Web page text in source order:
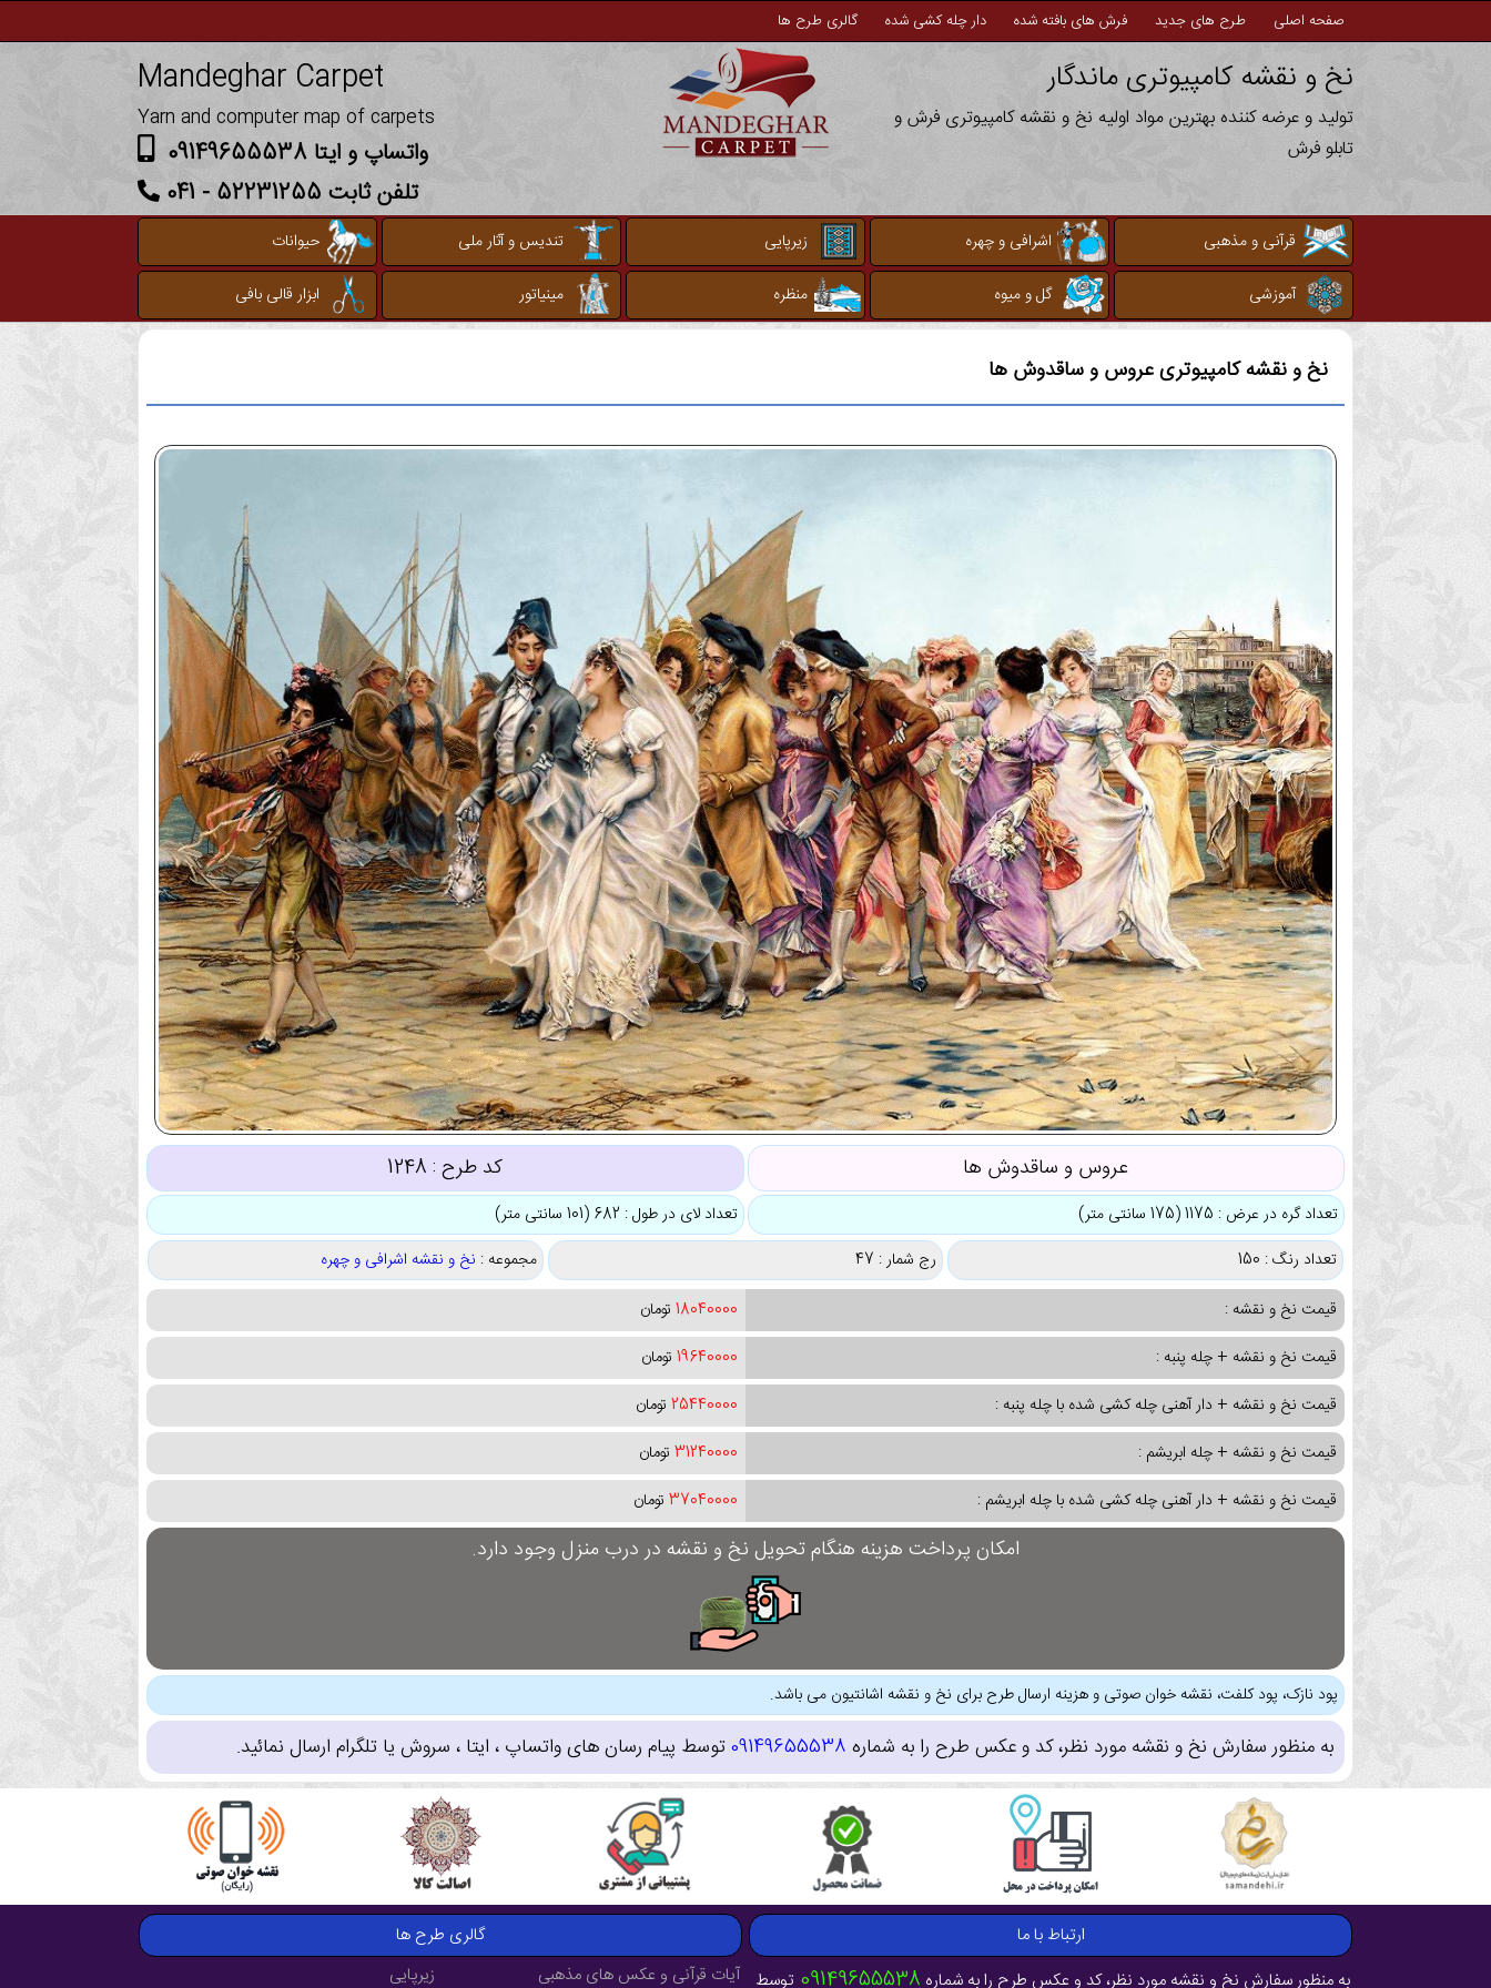
صفحه اصلی طرح های جدید فرش های بافته شده دار چله کشی شده گالری طرح ها
نخ و نقشه کامپیوتری ماندگار
تولید و عرضه کننده بهترین مواد اولیه نخ و نقشه کامپیوتری فرش و
تابلو فرش
Mandeghar Carpet
Yarn and computer map of carpets
واتساپ و ایتا 09149655538
تلفن ثابت 52231255 - 041
قرآنی و مذهبی اشرافی و چهره زیرپایی تندیس و آثار ملی
حیوانات
آموزشی
گل و میوه منظره مینیاتور ابزار قالی بافی
نخ و نقشه کامپیوتریعروس و ساقدوش ها
عروس و ساقدوش ها کد طرح : 1248
تعداد گره در عرض : 1175 (175 سانتی متر)
تعداد لای در طول : 682 (101 سانتی متر)
تعداد رنگ : 150
رج شمار : 47 مجموعه : نخ و نقشه اشرافی و چهره
قیمت نخ و نقشه :
18040000 تومان
قیمت نخ و نقشه + چله پنبه :
19640000 تومان
قیمت نخ و نقشه + دار آهنی چله کشی شده با چله پنبه :
25440000 تومان
قیمت نخ و نقشه + چله ابریشم :
31240000 تومان
قیمت نخ و نقشه + دار آهنی چله کشی شده با چله ابریشم :
37040000 تومان
امکان پرداخت هزینه هنگام تحویل نخ و نقشه در درب منزل وجود دارد.
پود نازک، پود کلفت، نقشه خوان صوتی و هزینه ارسال طرح برای نخ و نقشه اشانتیون می باشد.
به منظور سفارش نخ و نقشه مورد نظر، کد و عکس طرح را به شماره 09149655538توسط پیام رسان های واتساپ ، ایتا ، سروش یا تلگرام ارسال نمائید.
ارتباط با ما
به منظور سفارش نخ و نقشه مورد نظر، کد و عکس طرح را به شماره 09149655538 توسط
گالری طرح ها
آیات قرآنی و عکس های مذهبی
زیرپایی